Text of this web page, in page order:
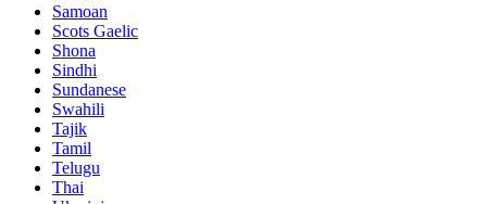
Samoan
Scots Gaelic
Shona
Sindhi
Sundanese
Swahili
Tajik
Tamil
Telugu
Thai